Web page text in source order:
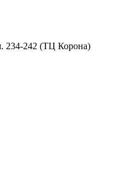
234-242 (ТЦ Корона)